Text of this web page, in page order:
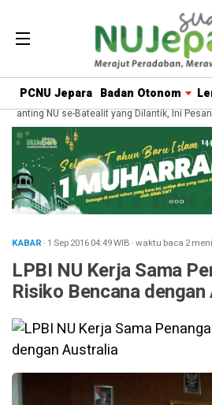
PCNU Jepara Badan Otonom
NU se-Batealit yang Dilantik, Ini Pesan
KABAR · 1 Sep 201604:49WIB ·waktu baca 2
LPBI NU Kerja Sama
Risiko Bencana